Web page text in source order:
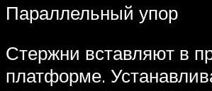
Параллельный упор
Стержни вставляют в
платформе.